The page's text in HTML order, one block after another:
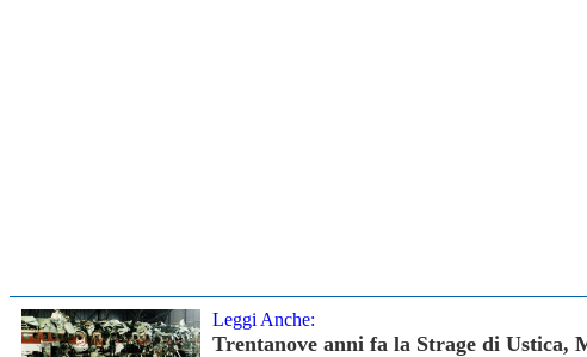
Leggi Anche:
Trentanove anni fa la Strage di Ustica,